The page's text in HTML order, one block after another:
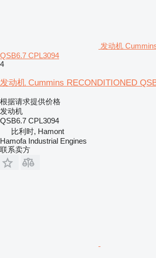
发动机
QSB6.7 CPL3094
4
发动机 Cummins RECONDITIONED
根据请求提供价格
发动机
QSB6.7 CPL3094
比利时, Hamont
Hamofa Industrial Engines
联系卖方